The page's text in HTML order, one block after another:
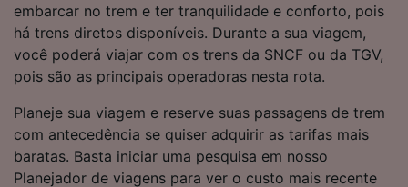
embarcar no trem e ter tranquilidade e conforto, pois
há trens diretos disponíveis. Durante a sua viagem,
você poderá viajar com os trens da SNCF ou da TGV,
pois são as principais operadoras nesta rota.
Planeje sua viagem e reserve suas passagens de trem
com antecedência se quiser adquirir as tarifas mais
baratas. Basta iniciar uma pesquisa em nosso
Planejador de viagens para ver o custo mais recente